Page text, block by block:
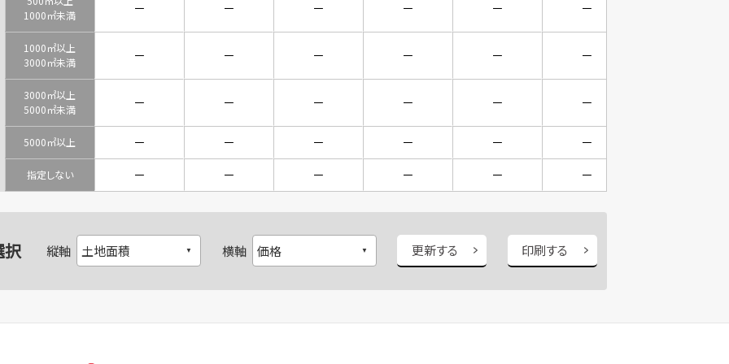
1000㎡未満
－ － － － － －
1000㎡以上
3000㎡未満
－ － － － － －
3000㎡以上
5000㎡未満
－ － － － － －
5000㎡以上 － － － － － －
指定しない － － － － － －
択 縦軸 横軸 更新する 印刷する